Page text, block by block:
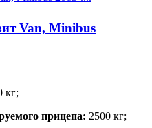
Van, Minibus
кг;
прицепа: 2500 кг;